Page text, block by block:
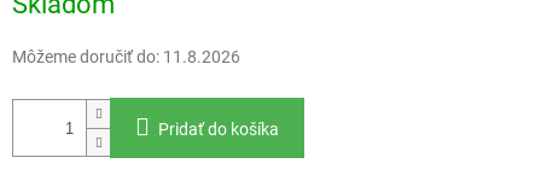
cena:
Môžeme doručiť do: 11.8.2026
Pridať do košíka